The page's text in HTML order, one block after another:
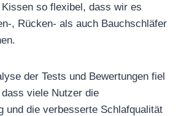
so flexibel, dass wir es
, Rücken- als auch Bauchschläfer
der Tests und Bewertungen fiel
viele Nutzer die
und die verbesserte Schlafqualität